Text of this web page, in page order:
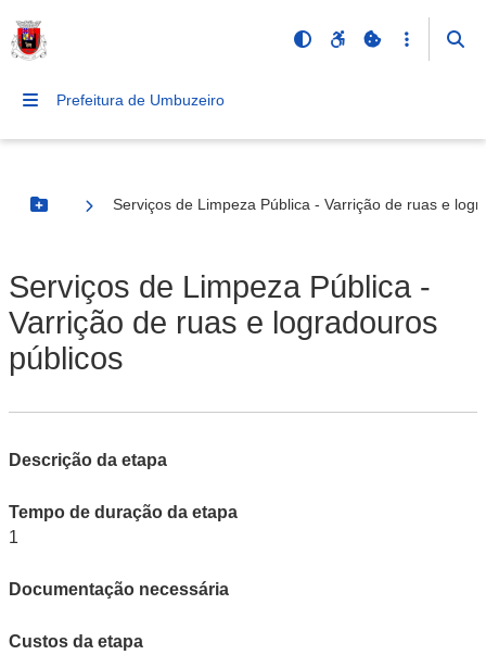
Prefeitura de Umbuzeiro
Botão Menu
Serviços de Limpeza Pública - Varrição de ruas e
Serviços de Limpeza Pública -
Varrição de ruas e logradouros
públicos
Descrição da etapa
Tempo de duração da etapa
1
Documentação necessária
Custos da etapa